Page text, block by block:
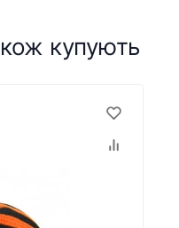
купують